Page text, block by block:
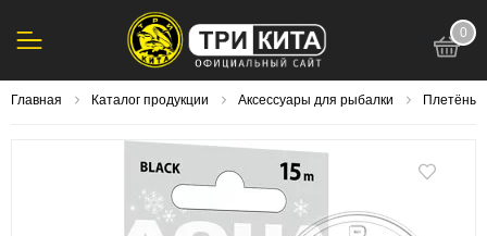
0
Главная Каталог продукции Аксессуары для рыбалки